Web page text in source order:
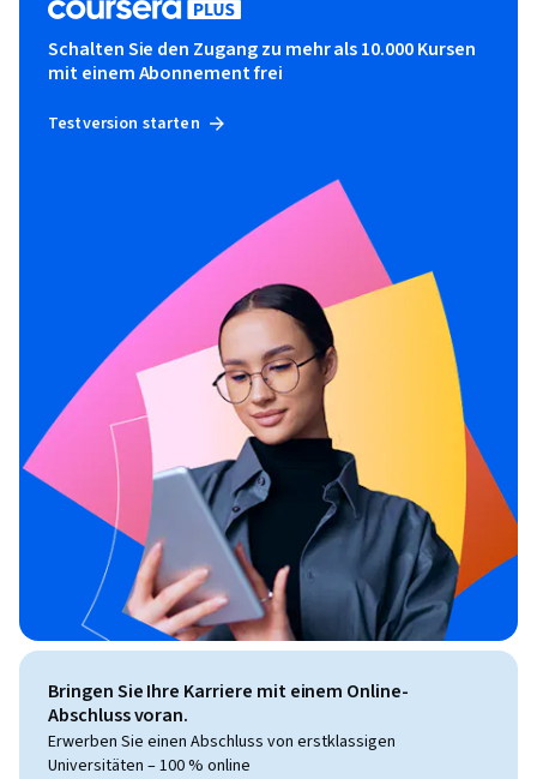
Schalten Sie den Zugang zu mehr als 10.000 Kursen
mit einem Abonnement frei
Testversion starten
Bringen Sie Ihre Karriere mit einem Online-
Abschluss voran.
Erwerben Sie einen Abschluss von erstklassigen
Universitäten – 100 % online